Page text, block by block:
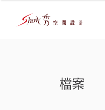
檔案